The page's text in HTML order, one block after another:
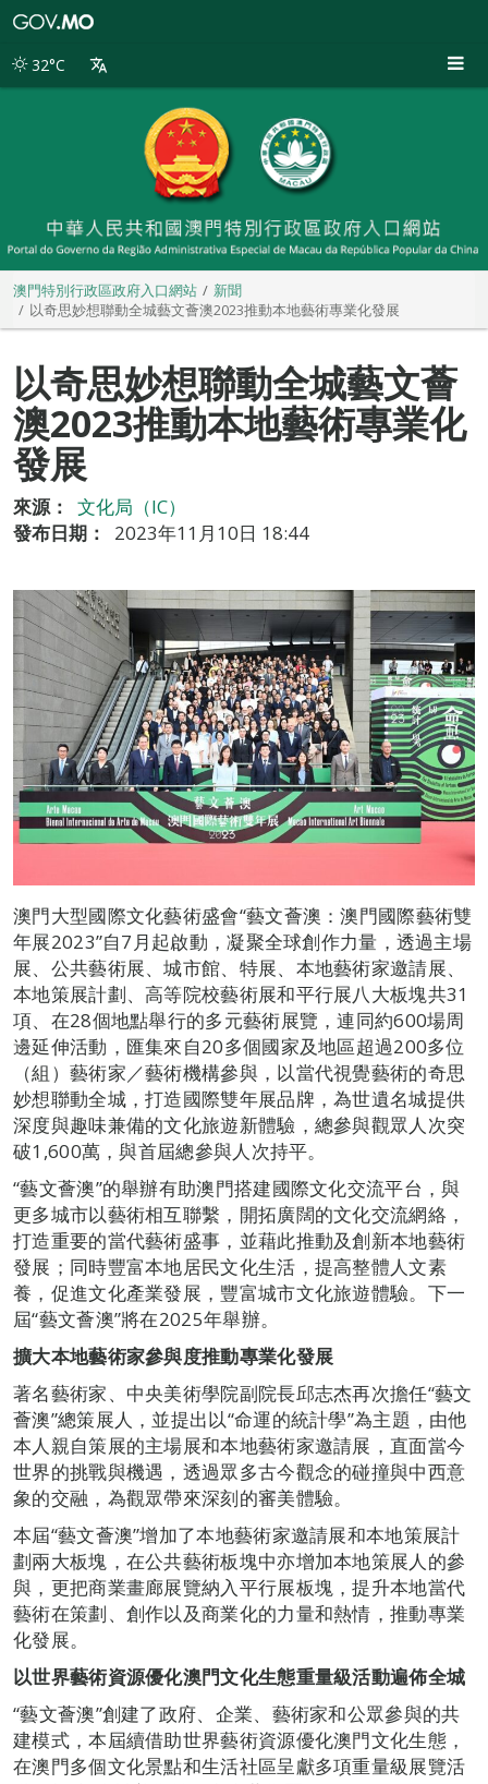
別
32°C
澳門特別行政區政府入口網站
新聞
以奇思妙想聯動全城藝文薈澳2023推動本地藝術專業化發展
以奇思妙想聯動全城藝文薈
澳2023推動本地藝術專業化
發展
來源：
文化局（IC）
發布日期：
2023年11月10日 18:44
澳門大型國際文化藝術盛會“藝文薈澳：澳門國際藝術雙
年展2023”自7月起啟動，凝聚全球創作力量，透過主場
展、公共藝術展、城市館、特展、本地藝術家邀請展、
本地策展計劃、高等院校藝術展和平行展八大板塊共31
項、在28個地點舉行的多元藝術展覽，連同約600場周
邊延伸活動，匯集來自20多個國家及地區超過200多位
（組）藝術家／藝術機構參與，以當代視覺藝術的奇思
妙想聯動全城，打造國際雙年展品牌，為世遺名城提供
深度與趣味兼備的文化旅遊新體驗，總參與觀眾人次突
破1,600萬，與首屆總參與人次持平。
“藝文薈澳”的舉辦有助澳門搭建國際文化交流平台，與
更多城市以藝術相互聯繫，開拓廣闊的文化交流網絡，
打造重要的當代藝術盛事，並藉此推動及創新本地藝術
發展；同時豐富本地居民文化生活，提高整體人文素
養，促進文化產業發展，豐富城市文化旅遊體驗。下一
屆“藝文薈澳”將在2025年舉辦。
擴大本地藝術家參與度推動專業化發展
著名藝術家、中央美術學院副院長邱志杰再次擔任“藝文
薈澳”總策展人，並提出以“命運的統計學”為主題，由他
本人親自策展的主場展和本地藝術家邀請展，直面當今
世界的挑戰與機遇，透過眾多古今觀念的碰撞與中西意
象的交融，為觀眾帶來深刻的審美體驗。
本屆“藝文薈澳”增加了本地藝術家邀請展和本地策展計
劃兩大板塊，在公共藝術板塊中亦增加本地策展人的參
與，更把商業畫廊展覽納入平行展板塊，提升本地當代
藝術在策劃、創作以及商業化的力量和熱情，推動專業
化發展。
以世界藝術資源優化澳門文化生態重量級活動遍佈全城
“藝文薈澳”創建了政府、企業、藝術家和公眾參與的共
建模式，本屆續借助世界藝術資源優化澳門文化生態，
在澳門多個文化景點和生活社區呈獻多項重量級展覽活